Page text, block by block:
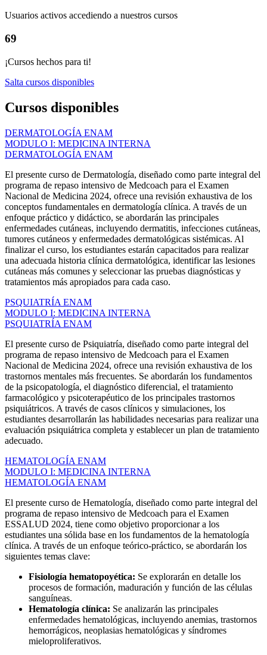
Usuarios activos accediendo a nuestros cursos
69
¡Cursos hechos para ti!
Salta cursos disponibles
Cursos disponibles
DERMATOLOGÍA ENAM
MODULO I: MEDICINA INTERNA
DERMATOLOGÍA ENAM
El presente curso de Dermatología, diseñado como parte integral del
programa de repaso intensivo de Medcoach para el Examen
Nacional de Medicina 2024, ofrece una revisión exhaustiva de los
conceptos fundamentales en dermatología clínica. A través de un
enfoque práctico y didáctico, se abordarán las principales
enfermedades cutáneas, incluyendo dermatitis, infecciones cutáneas,
tumores cutáneos y enfermedades dermatológicas sistémicas. Al
finalizar el curso, los estudiantes estarán capacitados para realizar
una adecuada historia clínica dermatológica, identificar las lesiones
cutáneas más comunes y seleccionar las pruebas diagnósticas y
tratamientos más apropiados para cada caso.
PSQUIATRÍA ENAM
MODULO I: MEDICINA INTERNA
PSQUIATRÍA ENAM
El presente curso de Psiquiatría, diseñado como parte integral del
programa de repaso intensivo de Medcoach para el Examen
Nacional de Medicina 2024, ofrece una revisión exhaustiva de los
trastornos mentales más frecuentes. Se abordarán los fundamentos
de la psicopatología, el diagnóstico diferencial, el tratamiento
farmacológico y psicoterapéutico de los principales trastornos
psiquiátricos. A través de casos clínicos y simulaciones, los
estudiantes desarrollarán las habilidades necesarias para realizar una
evaluación psiquiátrica completa y establecer un plan de tratamiento
adecuado.
HEMATOLOGÍA ENAM
MODULO I: MEDICINA INTERNA
HEMATOLOGÍA ENAM
El presente curso de Hematología, diseñado como parte integral del
programa de repaso intensivo de Medcoach para el Examen
ESSALUD 2024, tiene como objetivo proporcionar a los
estudiantes una sólida base en los fundamentos de la hematología
clínica. A través de un enfoque teórico-práctico, se abordarán los
siguientes temas clave:
Fisiología hematopoyética: Se explorarán en detalle los
procesos de formación, maduración y función de las células
sanguíneas.
Hematología clínica: Se analizarán las principales
enfermedades hematológicas, incluyendo anemias, trastornos
hemorrágicos, neoplasias hematológicas y síndromes
mieloproliferativos.